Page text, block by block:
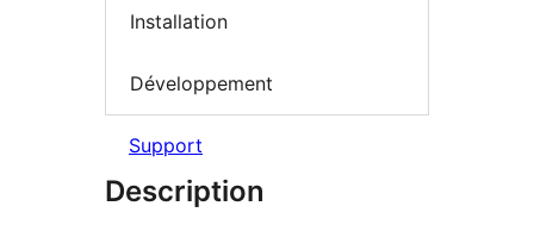
Installation
Développement
Support
Description